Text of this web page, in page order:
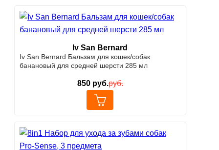
Iv San Bernard
Iv San Bernard Бальзам для кошек/собак
банановый для средней шерсти 285 мл
850руб.руб.